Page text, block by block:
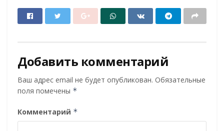
Добавить комментарий
Ваш адрес email не будет опубликован. Обязательные
поля помечены *
Комментарий *